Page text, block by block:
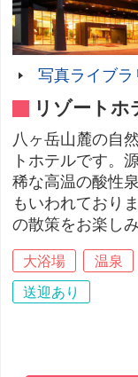
写真ライブラ
リゾートホ
八ヶ岳山麓の自
トホテルです。
稀な高温の酸性
もいわれており
の散策をお楽し
大浴場 温泉
送迎あり